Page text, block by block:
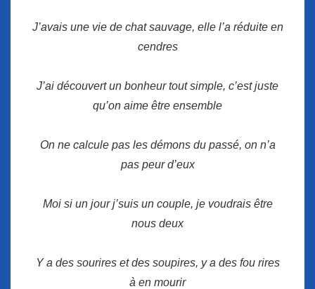
J’avais une vie de chat sauvage, elle l’a réduite en
cendres
J’ai découvert un bonheur tout simple, c’est juste
qu’on aime être ensemble
On ne calcule pas les démons du passé, on n’a
pas peur d’eux
Moi si un jour j’suis un couple, je voudrais être
nous deux
Y a des sourires et des soupires, y a des fou rires
à en mourir